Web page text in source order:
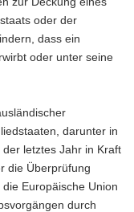
oder der
dass ein
oder unter seine
darunter in
letztes Jahr in Kraft
die Überprüfung
Europäische Union
durch